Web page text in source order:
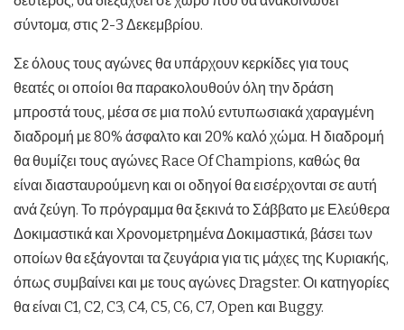
σύντομα, στις 2-3 Δεκεμβρίου.
Σε όλους τους αγώνες θα υπάρχουν κερκίδες για τους
θεατές οι οποίοι θα παρακολουθούν όλη την δράση
μπροστά τους, μέσα σε μια πολύ εντυπωσιακά χαραγμένη
διαδρομή με 80% άσφαλτο και 20% καλό χώμα. Η διαδρομή
θα θυμίζει τους αγώνες Race Of Champions, καθώς θα
είναι διασταυρούμενη και οι οδηγοί θα εισέρχονται σε αυτή
ανά ζεύγη. Το πρόγραμμα θα ξεκινά το Σάββατο με Ελεύθερα
Δοκιμαστικά και Χρονομετρημένα Δοκιμαστικά, βάσει των
οποίων θα εξάγονται τα ζευγάρια για τις μάχες της Κυριακής,
όπως συμβαίνει και με τους αγώνες Dragster. Οι κατηγορίες
θα είναι C1, C2, C3, C4, C5, C6, C7, Open και Buggy.